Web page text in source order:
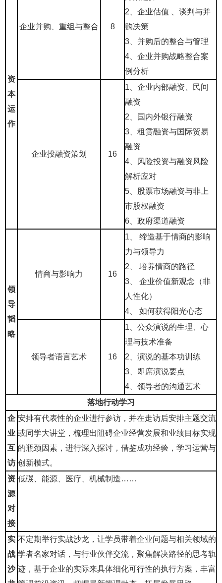
资
本
运
作
企业并购、重组与整合 8
2、 企业估值 、谈判与并
购决策
3、并购后的整合与管理
4、企业并购战略整合案
例分析
企业投融资策划 16
1、企业内部融资、民间
融资
2、国内外银行融资
3、租赁融资与国际贸易
融资
4、风险投资与融资风险
解析应对
5、股票市场融资与非上
市股权融资
6、政府渠道融资
领
导
韬
略
情商与影响力 16
1、 缔造基于情商的影响
力与领导力
2、 培养情商的路径
3、 企业价值新观念（非
人性化）
4、 如何获得阳光心态
领导者语言艺术 16
1、 公众演说的生理、心
理与技术准备
2、 演说的基本功训练
3、
即席演说要点
4、 领导者的沟通艺术
落地行动学习
企
业
互
访
安排有代表性的企业进行参访，并在走访后安排主题交流
或同学大讲堂，梳理出阻碍企业经营发展和业绩目标实现
的瓶颈因素，进行深入探讨，借鉴成功经验，学习运营与
创新模式。
资
源
对
接
低碳、能源、医疗、机械制造……
实
战
沙
不定期举行实战沙龙，让学员带着企业问题与相关领域的
学者名家对话，与行业伙伴交流，聚焦解决路径的思考轨
迹，基于企业的实际来具体细化可行性的执行方案，丰富